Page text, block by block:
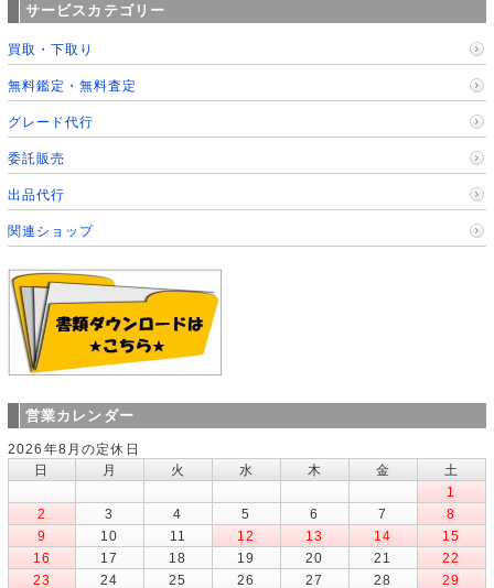
サービスカテゴリー
買取・下取り
無料鑑定・無料査定
グレード代行
委託販売
出品代行
関連ショップ
営業カレンダー
2026年8月の定休日
日
月 火 水 木 金
土
1
2
3 4 5 6 7
8
9
10 11 12 13 14
15
16
17 18 19 20 21
22
23
24 25 26 27 28
29